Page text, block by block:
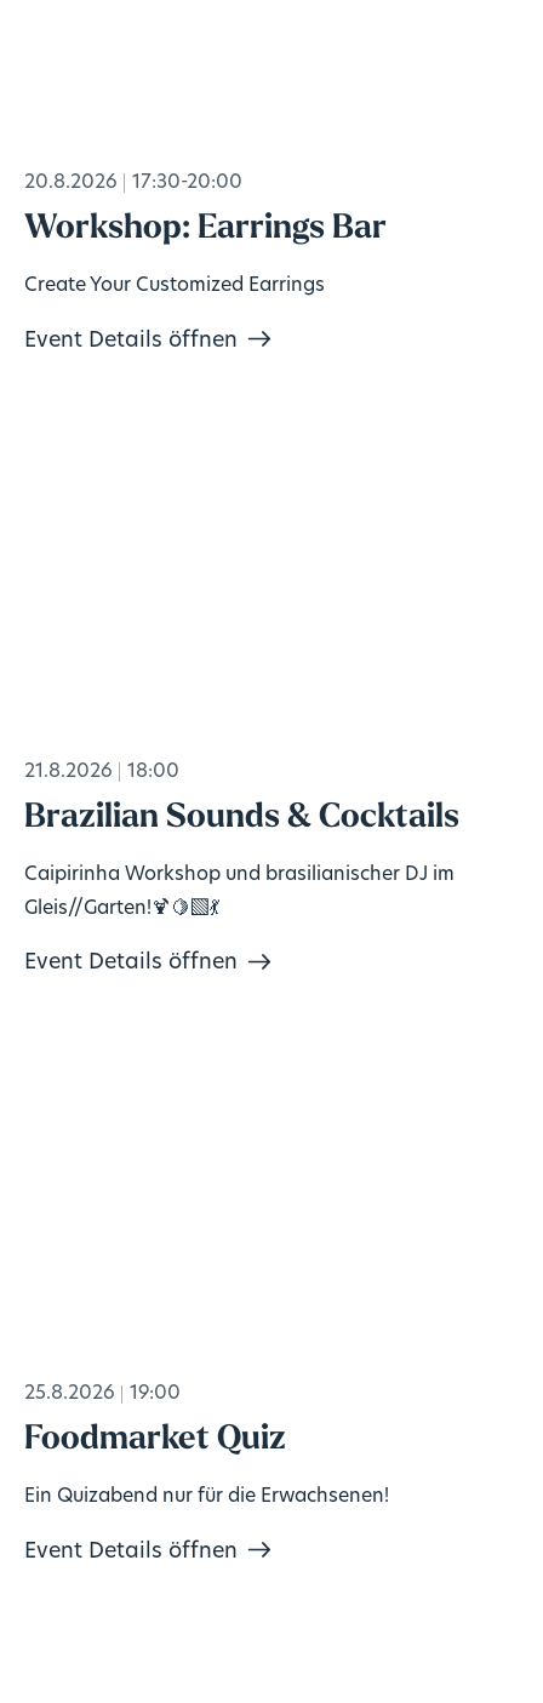
20.8.2026 17:30-20:00
Workshop: Earrings Bar
Create Your Customized Earrings
Event Details öffnen
21.8.2026 18:00
Brazilian Sounds & Cocktails
Caipirinha Workshop und brasilianischer DJ im
Gleis//Garten!🍹🍋‍🟩💃
Event Details öffnen
25.8.2026 19:00
Foodmarket Quiz
Ein Quizabend nur für die Erwachsenen!
Event Details öffnen